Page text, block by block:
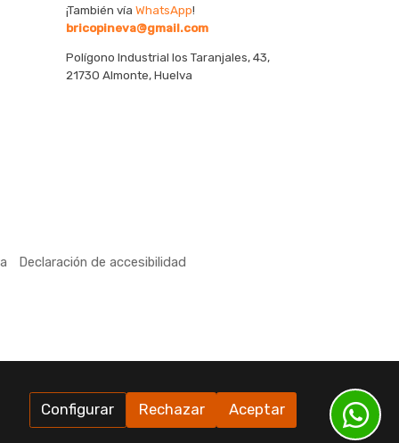
¡También vía WhatsApp!
bricopineva@gmail.com
Polígono Industrial los Taranjales, 43,
21730 Almonte, Huelva
Declaración de accesibilidad
Configurar Rechazar Aceptar